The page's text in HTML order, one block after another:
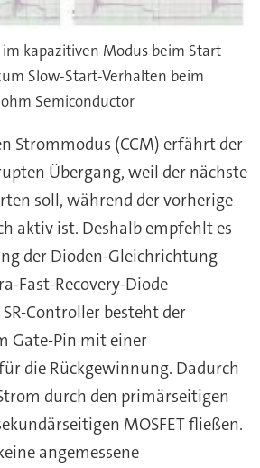
kapazitiven Modus beim Start
Slow-Start-Verhalten beim
Semiconductor
Strommodus (CCM) erfährt der
Übergang, weil der nächste
soll, während der vorherige
aktiv ist. Deshalb empfehlt es
der Dioden-Gleichrichtung
Fast-Recovery-Diode
Controller besteht der
Gate-Pin mit einer
die Rückgewinnung. Dadurch
durch den primärseitigen
MOSFET fließen.
angemessene